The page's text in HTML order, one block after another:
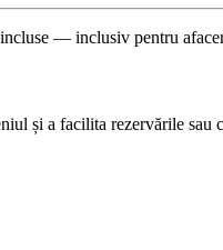
— inclusiv pentru
și a facilita rezervările sau